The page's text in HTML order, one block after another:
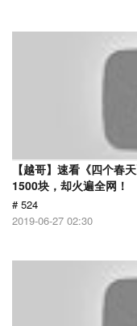
【越哥】速看《四个春
1500块，却火遍全网！
# 524
2019-06-27 02:30